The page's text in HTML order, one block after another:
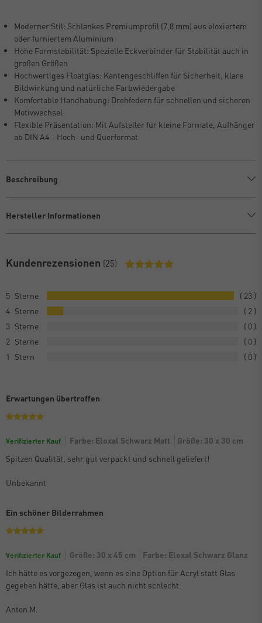
Moderner Stil: Schlankes Premiumprofil (7,8 mm) aus eloxiertem
oder furniertem Aluminium
Hohe Formstabilität: Spezielle Eckverbinder für Stabilität auch in
großen Größen
Hochwertiges Floatglas: Kantengeschliffen für Sicherheit, klare
Bildwirkung und natürliche Farbwiedergabe
Komfortable Handhabung: Drehfedern für schnellen und sicheren
Motivwechsel
Flexible Präsentation: Mit Aufsteller für kleine Formate, Aufhänger
ab DIN A4 – Hoch- und Querformat
Beschreibung
Hersteller Informationen
Kundenrezensionen (25)
5
23
4
2
3
0
2
0
1
0
Erwartungen übertroffen
Verifizierter Kauf Farbe: Eloxal Schwarz Matt
Größe: 30 x 30 cm
Spitzen Qualität, sehr gut verpackt und schnell geliefert!
Unbekannt
Ein schöner Bilderrahmen
Verifizierter Kauf Größe: 30 x 45 cm
Farbe: Eloxal Schwarz Glanz
Ich hätte es vorgezogen, wenn es eine Option für Acryl statt Glas
gegeben hätte, aber Glas ist auch nicht schlecht.
Anton M.